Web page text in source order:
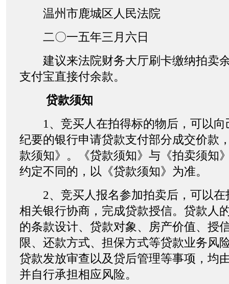
温州市鹿城区人民法院
二〇一五年三月六日
建议来法院财务大厅刷卡缴纳拍卖
支付宝直接付余款。
贷款须知
1、竞买人在拍得标的物后，可以向
纪要的银行申请贷款支付部分成交价款
款须知》。《贷款须知》与《拍卖须知
约定不同的，以《贷款须知》为准。
2、竞买人报名参加拍卖后，可以在
相关银行协商，完成贷款授信。贷款人
的条款设计、贷款对象、房产价值、授
限、还款方式、担保方式等贷款业务风
贷款发放审查以及贷后管理等事项，均
并自行承担相应风险。